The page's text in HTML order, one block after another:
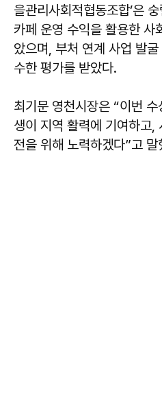
을관리사회적협동조합’은
카페 운영 수익을 활용한 사
았으며, 부처 연계 사업 발
수한 평가를 받았다.
최기문 영천시장은 “이번
생이 지역 활력에 기여하고,
전을 위해 노력하겠다”고 말